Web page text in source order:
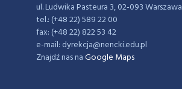
ul. Ludwika Pasteura 3, 02-093 Warszawa
tel.: (+48 22) 589 22 00
fax: (+48 22) 822 53 42
e-mail: dyrekcja@nencki.edu.pl
Znajdź nas naGoogle Maps